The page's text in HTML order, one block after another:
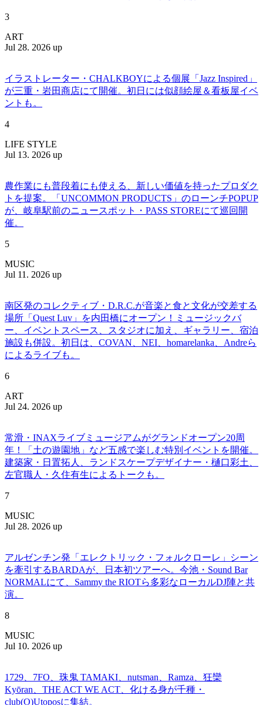
3
ART
Jul 28. 2026 up
イラストレーター・CHALKBOYによる個展「Jazz Inspired」
が三重・岩田商店にて開催。初日には似顔絵屋＆看板屋イベ
ントも。
4
LIFE STYLE
Jul 13. 2026 up
農作業にも普段着にも使える、新しい価値を持ったプロダク
トを提案。「UNCOMMON PRODUCTS」のローンチPOPUP
が、岐阜駅前のニュースポット・PASS STOREにて巡回開
催。
5
MUSIC
Jul 11. 2026 up
南区発のコレクティブ・D.R.C.が⾳楽と⾷と⽂化が交差する
場所「Quest Luv」を内田橋にオープン！ミュージックバ
ー、イベントスペース、スタジオに加え、ギャラリー、宿泊
施設も併設。初日は、COVAN、NEI、homarelanka、Andreら
によるライブも。
6
ART
Jul 24. 2026 up
常滑・INAXライブミュージアムがグランドオープン20周
年！「土の遊園地」など五感で楽しむ特別イベントを開催。
建築家・日置拓人、ランドスケープデザイナー・樋口彩土、
左官職人・久住有生によるトークも。
7
MUSIC
Jul 28. 2026 up
アルゼンチン発「エレクトリック・フォルクローレ」シーン
を牽引するBARDAが、日本初ツアーへ。今池・Sound Bar
NORMALにて、Sammy the RIOTら多彩なローカルDJ陣と共
演。
8
MUSIC
Jul 10. 2026 up
1729、7FO、珠鬼 TAMAKI、nutsman、Ramza、狂欒
Kyōran、THE ACT WE ACT、化ける身が千種・
club(O)Utoposに集結。